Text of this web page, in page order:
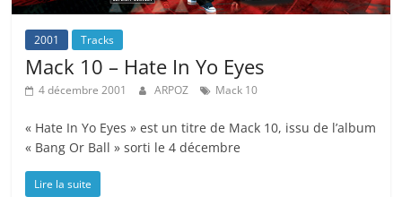
2001 Tracks
Mack 10 – Hate In Yo Eyes
4 décembre 2001 ARPOZ Mack 10
« Hate In Yo Eyes » est un titre de Mack 10, issu de l’album
« Bang Or Ball » sorti le 4 décembre
Lire la suite